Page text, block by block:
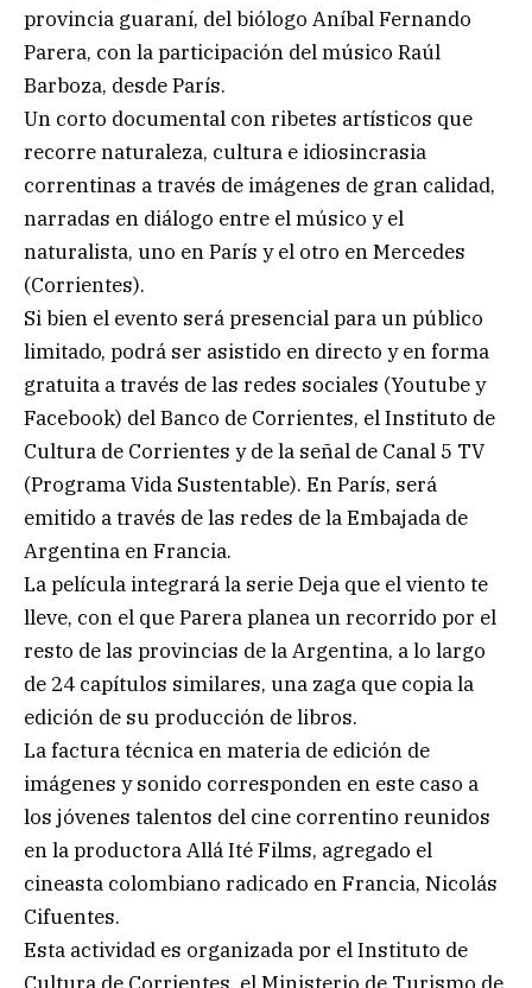
provincia guaraní, del biólogo Aníbal Fernando
Parera, con la participación del músico Raúl
Barboza, desde París.
Un corto documental con ribetes artísticos que
recorre naturaleza, cultura e idiosincrasia
correntinas a través de imágenes de gran calidad,
narradas en diálogo entre el músico y el
naturalista, uno en París y el otro en Mercedes
(Corrientes).
Si bien el evento será presencial para un público
limitado, podrá ser asistido en directo y en forma
gratuita a través de las redes sociales (Youtube y
Facebook) del Banco de Corrientes, el Instituto de
Cultura de Corrientes y de la señal de Canal 5 TV
(Programa Vida Sustentable). En París, será
emitido a través de las redes de la Embajada de
Argentina en Francia.
La película integrará la serie Deja que el viento te
lleve, con el que Parera planea un recorrido por el
resto de las provincias de la Argentina, a lo largo
de 24 capítulos similares, una zaga que copia la
edición de su producción de libros.
La factura técnica en materia de edición de
imágenes y sonido corresponden en este caso a
los jóvenes talentos del cine correntino reunidos
en la productora Allá Ité Films, agregado el
cineasta colombiano radicado en Francia, Nicolás
Cifuentes.
Esta actividad es organizada por el Instituto de